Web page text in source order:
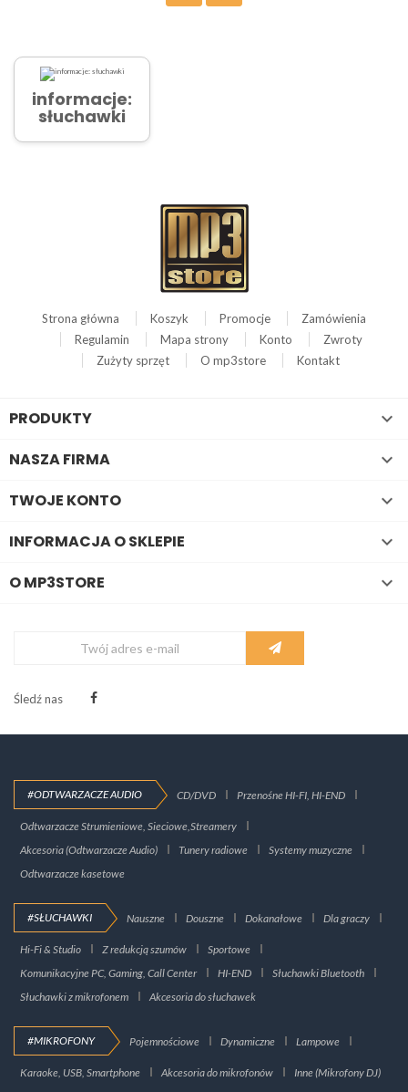
informacje:
słuchawki
Strona główna Koszyk Promocje
Zamówienia
Regulamin
Mapa strony Konto
Zwroty
Zużyty sprzęt
O mp3store Kontakt
PRODUKTY 
NASZA FIRMA 
TWOJE KONTO 
INFORMACJA O SKLEPIE 
O MP3STORE 
Śledź nas
#ODTWARZACZE AUDIO CD/DVD Przenośne HI-FI, HI-END
Odtwarzacze Strumieniowe, Sieciowe,Streamery
Akcesoria (Odtwarzacze Audio)
Tunery radiowe
Systemy muzyczne
Odtwarzacze kasetowe
#SŁUCHAWKI Nauszne Douszne Dokanałowe Dla graczy
Hi-Fi & Studio Z redukcją szumów
Sportowe
Komunikacyjne PC, Gaming, Call Center
HI-END
Słuchawki Bluetooth
Słuchawki z mikrofonem
Akcesoria do słuchawek
#MIKROFONY Pojemnościowe Dynamiczne Lampowe
Karaoke, USB, Smartphone Akcesoria do mikrofonów Inne (Mikrofony DJ)